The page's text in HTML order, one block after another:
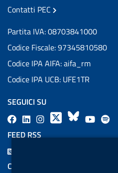
Contatti PEC
Partita IVA: 08703841000
Codice Fiscale: 97345810580
Codice IPA AIFA: aifa_rm
Codice IPA UCB: UFE1TR
SEGUICI SU
F
a
L
i
X
B
Y l
FEED RSS
COOKIES